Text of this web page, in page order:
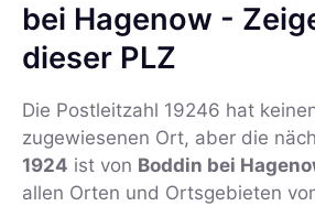
bei Hagenow -
dieser PLZ
Die Postleitzahl 19246 hat
zugewiesenen Ort, aber die
1924 ist von Boddin bei
allen Orten und Ortsgebieten